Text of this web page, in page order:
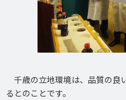
千歳の立地環境は、品質の良
るとのことです。